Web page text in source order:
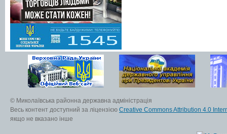
© Миколаївська районна державна адміністрація
Весь контент доступний за ліцензією Creative Commons Attribution 4.0
якщо не вказано інше